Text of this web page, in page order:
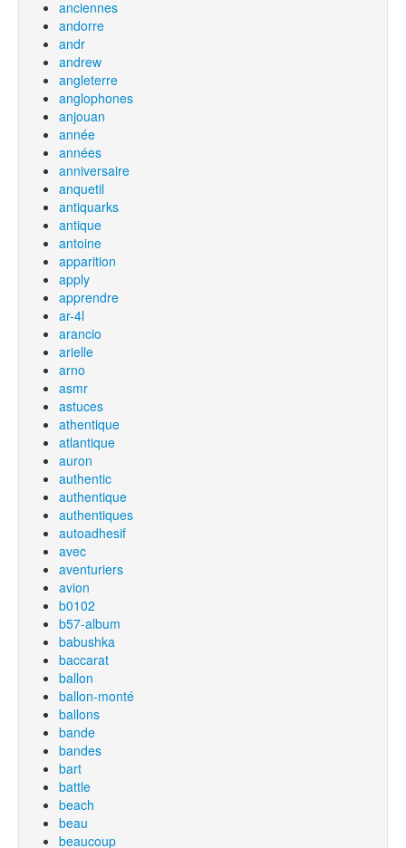
anciennes
andorre
andr
andrew
angleterre
anglophones
anjouan
année
années
anniversaire
anquetil
antiquarks
antique
antoine
apparition
apply
apprendre
ar-4l
arancio
arielle
arno
asmr
astuces
athentique
atlantique
auron
authentic
authentique
authentiques
autoadhesif
avec
aventuriers
avion
b0102
b57-album
babushka
baccarat
ballon
ballon-monté
ballons
bande
bandes
bart
battle
beach
beau
beaucoup